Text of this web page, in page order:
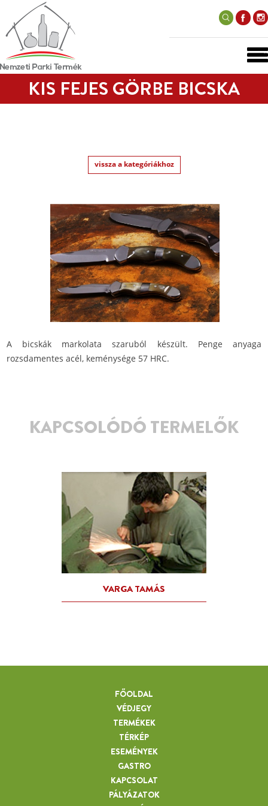
KIS FEJES GÖRBE BICSKA
vissza a kategóriákhoz
A bicskák markolata szaruból készült. Penge anyaga
rozsdamentes acél, keménysége 57 HRC.
KAPCSOLÓDÓ TERMELŐK
FŐOLDAL
VÉDJEGY
TERMÉKEK
TÉRKÉP
ESEMÉNYEK
GASTRO
KAPCSOLAT
PÁLYÁZATOK